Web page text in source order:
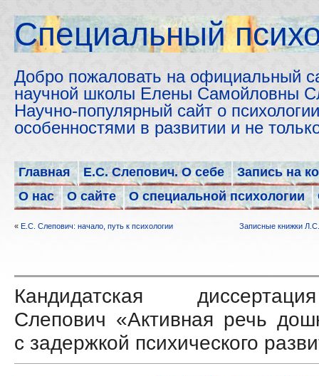
Cпециальный
Добро пожаловать на официальный
научной школы Елены Самойловны
Научно-популярный сайт о
особенностями в развитии и не
Главная Е.С. Слепович. О себе
Запись на
О нас
О сайте О специальной психологии
« Е.С. Слепович: начало, путь к психологии Записные книжки
Кандидатская
Слепович «Активная речь
с задержкой психического